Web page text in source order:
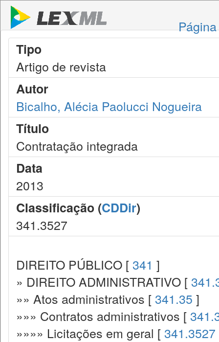
Tipo
Artigo de revista
Autor
Bicalho, Alécia Paolucci Nogueira
Título
Contratação integrada
Data
2013
Classificação (CDDir)
341.3527
DIREITO PÚBLICO [ 341 ]
» DIREITO ADMINISTRATIVO [
»» Atos administrativos [ 341.35 ]
»»» Contratos administrativos [
»»»» Licitações em geral [ 341.3527